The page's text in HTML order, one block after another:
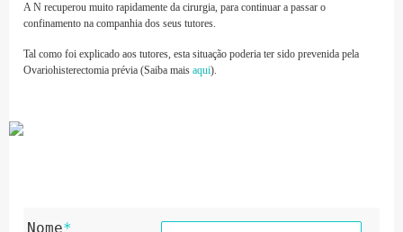
A N recuperou muito rapidamente da cirurgia, para continuar a passar o
confinamento na companhia dos seus tutores.
Tal como foi explicado aos tutores, esta situação poderia ter sido prevenida pela
Ovariohisterectomia prévia (Saiba mais aqui).
Nome*